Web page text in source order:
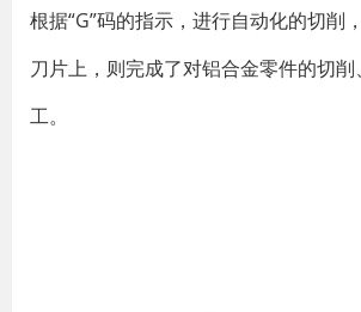
根据“G”码的指示，进行自动化的切削
刀片上，则完成了对铝合金零件的切
工。